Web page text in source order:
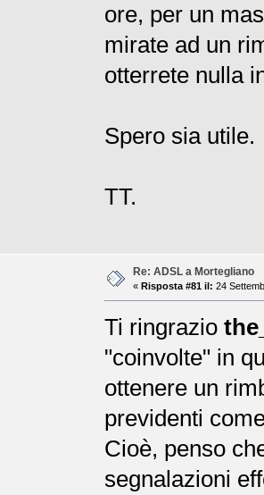
ore, per un
mirate ad un
otterrete nulla
Spero sia utile.
TT.
Re: ADSL a Mortegliano
« Risposta #81 il: 24
Ti ringrazio
"coinvolte" in
ottenere un
previdenti
Cioè, penso
segnalazioni